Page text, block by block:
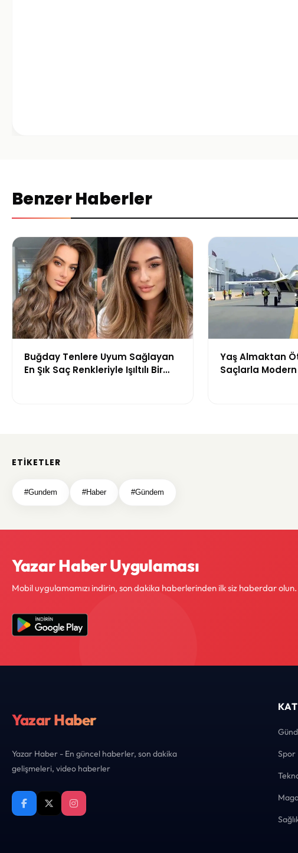
Benzer Haberler
Buğday Tenlere Uyum Sağlayan
En Şık Saç Renkleriyle Işıltılı Bir
Yaş Almaktan
Saçlarla Modern
ETIKETLER
#Gundem #Haber #Gündem
Yazar Haber Uygulaması
Mobil uygulamamızı indirin, son dakika haberlerinden ilk siz haberdar olun.
Yazar Haber
Yazar Haber - En güncel haberler, son dakika
gelişmeleri, video haberler
Spor